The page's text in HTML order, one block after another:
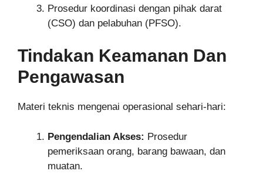
Prosedur koordinasi dengan pihak darat
(CSO) dan pelabuhan (PFSO).
Tindakan Keamanan Dan
Pengawasan
Materi teknis mengenai operasional sehari-hari:
Pengendalian Akses: Prosedur
pemeriksaan orang, barang bawaan, dan
muatan.